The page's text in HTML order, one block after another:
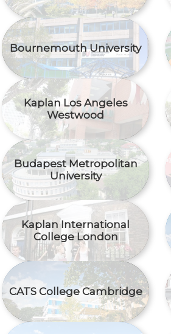
Bournemouth University
Kaplan Los Angeles
Westwood
Budapest Metropolitan
University
Kaplan International
College London
CATS College Cambridge